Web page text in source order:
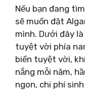
Nếu bạn đang
sẽ muốn đặt
mình. Dưới đây
tuyệt vời phía
biển tuyệt vời,
nắng mỗi năm,
ngon, chi phí